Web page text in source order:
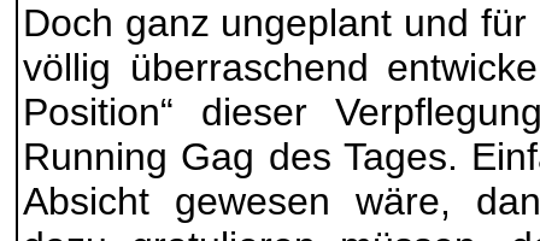
Doch ganz ungeplant und
völlig überraschend
Position“ dieser
Running Gag des Tages.
Absicht gewesen wäre,